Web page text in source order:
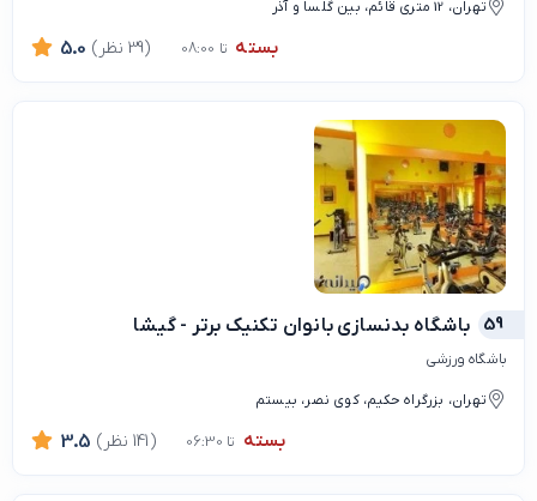
تهران، 12 متری قائم، بین گلسا و آذر
بسته تا 08:00 5.0 (39 نظر)
59 باشگاه بدنسازی بانوان تکنیک برتر - گیشا
باشگاه ورزشی
تهران، بزرگراه حکیم، کوی نصر، بیستم
بسته تا 06:30 3.5 (141 نظر)